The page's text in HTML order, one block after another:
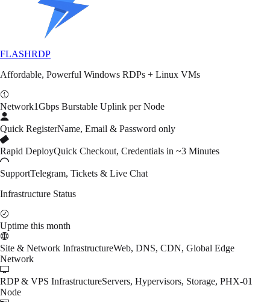
FLASHRDP
Affordable, Powerful Windows RDPs + Linux VMs
Network1Gbps Burstable Uplink per Node
Quick RegisterName, Email & Password only
Rapid DeployQuick Checkout, Credentials in ~3 Minutes
SupportTelegram, Tickets & Live Chat
Infrastructure Status
Uptime this month
Site & Network InfrastructureWeb, DNS, CDN, Global Edge
Network
RDP & VPS InfrastructureServers, Hypervisors, Storage, PHX-01
Node